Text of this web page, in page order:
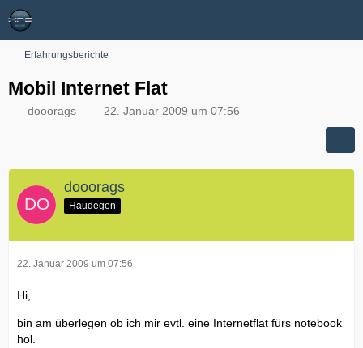
Erfahrungsberichte
Mobil Internet Flat
dooorags 22. Januar 2009 um 07:56
dooorags
Haudegen
22. Januar 2009 um 07:56
Hi,
bin am überlegen ob ich mir evtl. eine Internetflat fürs notebook
hol.